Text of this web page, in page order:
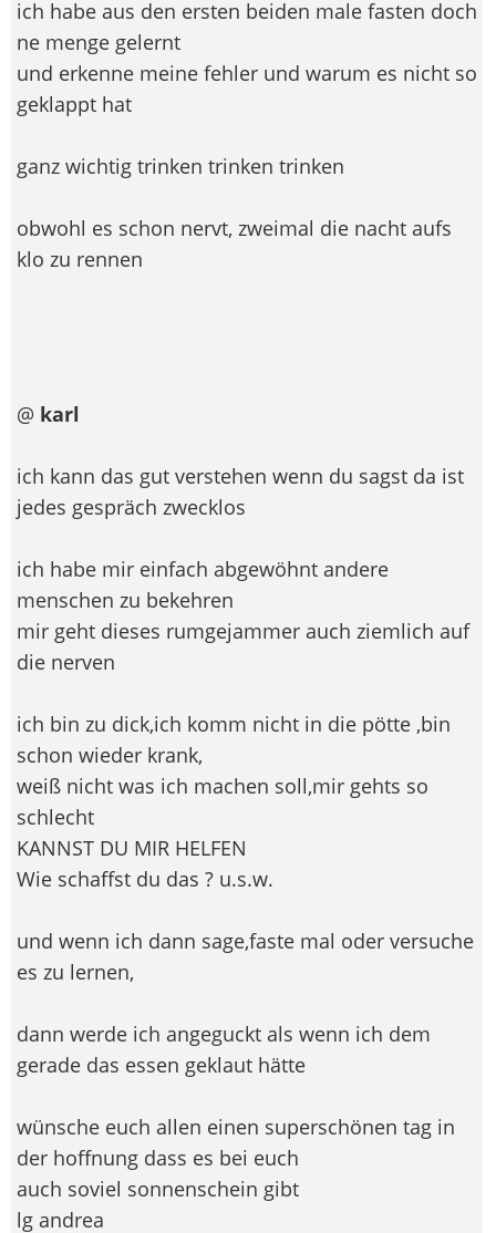
ich habe aus den ersten beiden male fasten doch
ne menge gelernt
und erkenne meine fehler und warum es nicht so
geklappt hat
ganz wichtig trinken trinken trinken
obwohl es schon nervt, zweimal die nacht aufs
klo zu rennen
@ karl
ich kann das gut verstehen wenn du sagst da ist
jedes gespräch zwecklos
ich habe mir einfach abgewöhnt andere
menschen zu bekehren
mir geht dieses rumgejammer auch ziemlich auf
die nerven
ich bin zu dick,ich komm nicht in die pötte ,bin
schon wieder krank,
weiß nicht was ich machen soll,mir gehts so
schlecht
KANNST DU MIR HELFEN
Wie schaffst du das ? u.s.w.
und wenn ich dann sage,faste mal oder versuche
es zu lernen,
dann werde ich angeguckt als wenn ich dem
gerade das essen geklaut hätte
wünsche euch allen einen superschönen tag in
der hoffnung dass es bei euch
auch soviel sonnenschein gibt
lg andrea